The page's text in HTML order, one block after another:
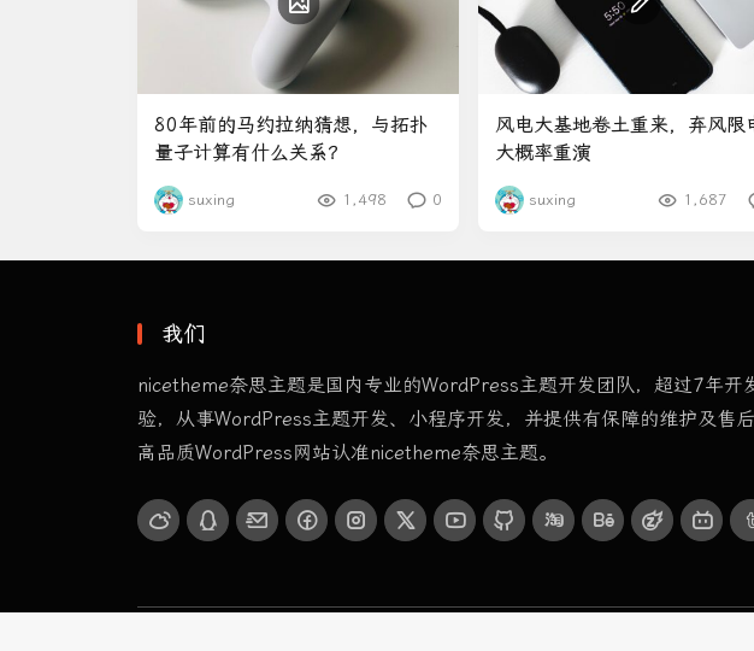
80年前的马约拉纳猜想，与拓扑
量子计算有什么关系？
suxing 1,498 0
风电大基地卷土重来，弃风限
大概率重演
suxing 1,687
我们
nicetheme奈思主题是国内专业的WordPress主题开发团队，超过7年开
验，从事WordPress主题开发、小程序开发，并提供有保障的维护及售
高品质WordPress网站认准nicetheme奈思主题。